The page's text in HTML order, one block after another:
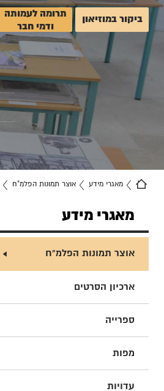
ביקור במוזיאון
תרומה לעמותה
ודמי חבר
מאגרי מידע אוצר תמונות הפלמ"ח
מאגרי מידע
אוצר תמונות הפלמ"ח
ארכיון הסרטים
ספרייה
מפות
עדויות